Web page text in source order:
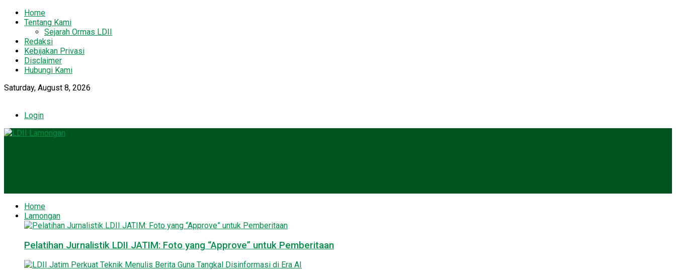
Home
Tentang Kami
Sejarah Ormas LDII
Redaksi
Kebijakan Privasi
Disclaimer
Hubungi Kami
Saturday, August 8, 2026
Login
Home
Lamongan
Pelatihan Jurnalistik LDII JATIM: Foto yang “Approve” untuk Pemberitaan